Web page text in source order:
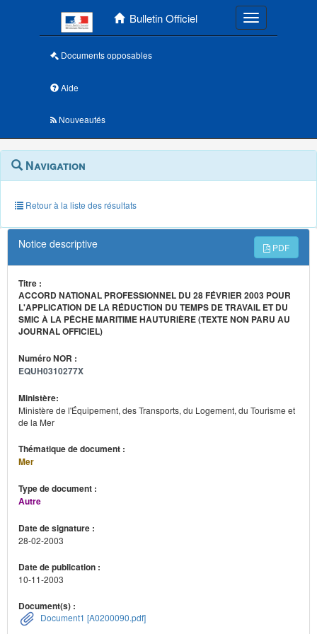
Bulletin Officiel Toggle
Documents opposables
Aide
Nouveautés
Navigation
outils
annexes
Menu
contextuel
Navigation
Retour à la liste des résultats
Notice descriptive PDF
Titre :
ACCORD NATIONAL PROFESSIONNEL DU 28 FÉVRIER 2003 POUR
L'APPLICATION DE LA RÉDUCTION DU TEMPS DE TRAVAIL ET DU
SMIC À LA PÊCHE MARITIME HAUTURIÈRE (TEXTE NON PARU AU
JOURNAL OFFICIEL)
Numéro NOR :
EQUH0310277X
Ministère:
Ministère de l'Équipement, des Transports, du Logement, du Tourisme et
de la Mer
Thématique de document :
Mer
Type de document :
Autre
Date de signature :
28-02-2003
Date de publication :
10-11-2003
Document(s) :
Document1 [A0200090.pdf]